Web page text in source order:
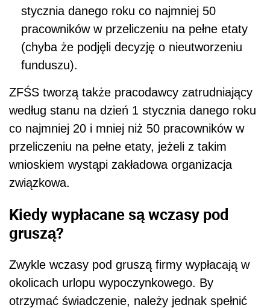
stycznia danego roku co najmniej 50
pracowników w przeliczeniu na pełne etaty
(chyba że podjęli decyzję o nieutworzeniu
funduszu).
ZFŚS tworzą także pracodawcy zatrudniający
według stanu na dzień 1 stycznia danego roku
co najmniej 20 i mniej niż 50 pracowników w
przeliczeniu na pełne etaty, jeżeli z takim
wnioskiem wystąpi zakładowa organizacja
związkowa.
Kiedy wypłacane są wczasy pod
gruszą?
Zwykle wczasy pod gruszą firmy wypłacają w
okolicach urlopu wypoczynkowego. By
otrzymać świadczenie, należy jednak spełnić